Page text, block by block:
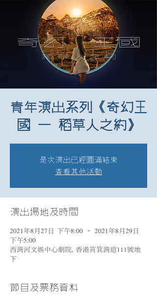
青年演出系列《奇幻王
國 — 稻草人之約》
是次演出已經圓滿結束
查看其他活動
演出場地及時間
2021年8月27日 下午8:00 – 2021年8月29日
下午5:00
西灣河文娛中心劇院, 香港筲箕灣道111號地
下
節目及票務資料